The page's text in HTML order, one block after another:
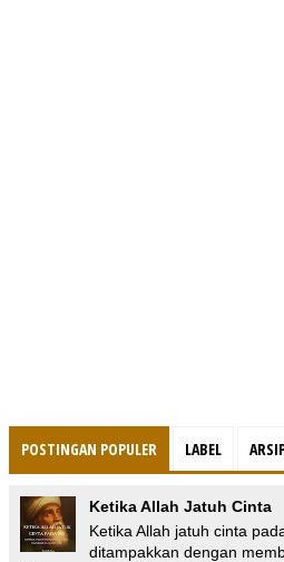
POSTINGAN POPULER LABEL
Ketika Allah Jatuh Cinta
Ketika Allah jatuh cinta
ditampakkan dengan